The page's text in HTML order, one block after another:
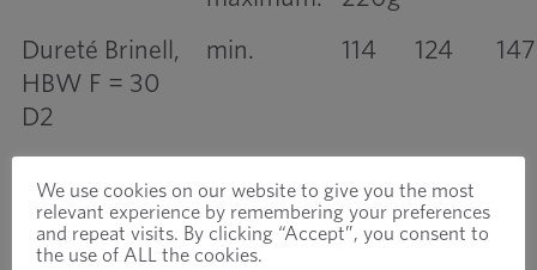
Dureté Brinell,
HBW F = 30
D2
min. 114 124 147
Dureté
Rockwell, HRB
min. 67 71
We use cookies on our website to give you the most
relevant experience by remembering your preferences
and repeat visits. By clicking “Accept”, you consent to
the use of ALL the cookies.